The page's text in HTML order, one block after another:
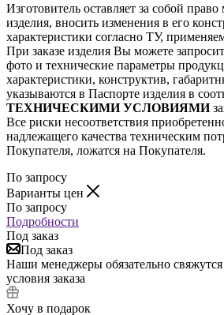
Изготовитель оставляет за собой право
изделия, вносить изменения в его
характеристики согласно ТУ,
При заказе изделия Вы можете
фото и технические параметры
характеристики, конструктив,
указываются в Паспорте изделия в
ТЕХНИЧЕСКИМИ УСЛОВИЯМИ
Все риски несоответствия
надлежащего качества техническим
Покупателя, ложатся на Покупателя.
По запросу
Варианты цен
По запросу
Подробности
Под заказ
Под заказ
Наши менеджеры обязательно
условия заказа
Хочу в подарок